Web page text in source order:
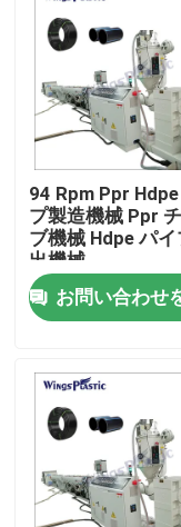
私達について
工場旅行
私達に連絡しな
プラスチック管
プラスチック管
プラスチック管
HDPEの管の押
94 Rpm Ppr
プ製造機械 Ppr
ブ機械 Hdpe パ
出機械
お問い合わせ